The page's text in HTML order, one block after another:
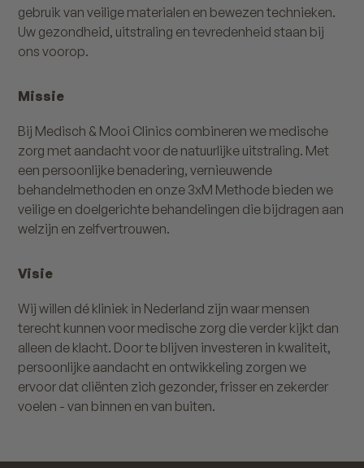
gebruik van veilige materialen en bewezen technieken.
Uw gezondheid, uitstraling en tevredenheid staan bij
ons voorop.
Missie
Bij Medisch & Mooi Clinics combineren we medische
zorg met aandacht voor de natuurlijke uitstraling. Met
een persoonlijke benadering, vernieuwende
behandelmethoden en onze 3xM Methode bieden we
veilige en doelgerichte behandelingen die bijdragen aan
welzijn en zelfvertrouwen.
Visie
Wij willen dé kliniek in Nederland zijn waar mensen
terecht kunnen voor medische zorg die verder kijkt dan
alleen de klacht. Door te blijven investeren in kwaliteit,
persoonlijke aandacht en ontwikkeling zorgen we
ervoor dat cliënten zich gezonder, frisser en zekerder
voelen - van binnen en van buiten.